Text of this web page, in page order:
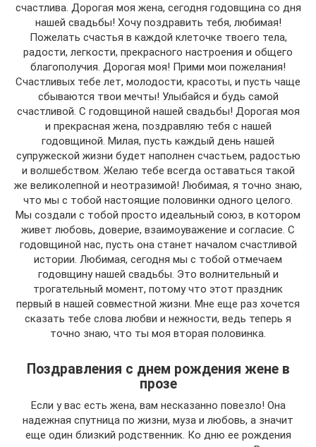
счастлива. Дорогая моя жена, сегодня годовщина со дня
нашей свадьбы! Хочу поздравить тебя, любимая!
Пожелать счастья в каждой клеточке твоего тела,
радости, легкости, прекрасного настроения и общего
благополучия. Дорогая моя! Прими мои пожелания!
Счастливых тебе лет, молодости, красоты, и пусть чаще
сбываются твои мечты! Улыбайся и будь самой
счастливой. С годовщиной нашей свадьбы! Дорогая моя
и прекрасная жена, поздравляю тебя с нашей
годовщиной. Милая, пусть каждый день нашей
супружеской жизни будет наполнен счастьем, радостью
и волшебством. Желаю тебе всегда оставаться такой
же великолепной и неотразимой! Любимая, я точно знаю,
что мы с тобой настоящие половинки одного целого.
Мы создали с тобой просто идеальный союз, в котором
живет любовь, доверие, взаимоуважение и согласие. С
годовщиной нас, пусть она станет началом счастливой
истории. Любимая, сегодня мы с тобой отмечаем
годовщину нашей свадьбы. Это волнительный и
трогательный момент, потому что этот праздник
первый в нашей совместной жизни. Мне еще раз хочется
сказать тебе слова любви и нежности, ведь теперь я
точно знаю, что ты моя вторая половинка.
Поздравления с днем рождения жене в
прозе
Если у вас есть жена, вам несказанно повезло! Она
надежная спутница по жизни, муза и любовь, а значит
еще один близкий родственник. Ко дню ее рождения